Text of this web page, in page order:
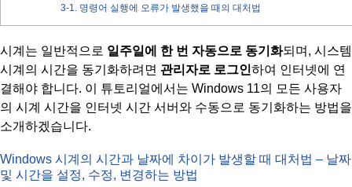
3-1. 명령어 실행에 오류가 발생했을 때의 대처법
시계는 일반적으로 일주일에 한 번 자동으로 동기화되며, 시스템
시계의 시간을 동기화하려면 관리자로 로그인하여 인터넷에 연
결해야 합니다. 이 튜토리얼에서는 Windows 11의 모든 사용자
의 시계 시간을 인터넷 시간 서버와 수동으로 동기화하는 방법을
소개하겠습니다.
Windows 시계의 시간과 날짜에 차이가 발생할 때 대처법 – 날짜
및 시간을 설정, 수정, 변경하는 방법